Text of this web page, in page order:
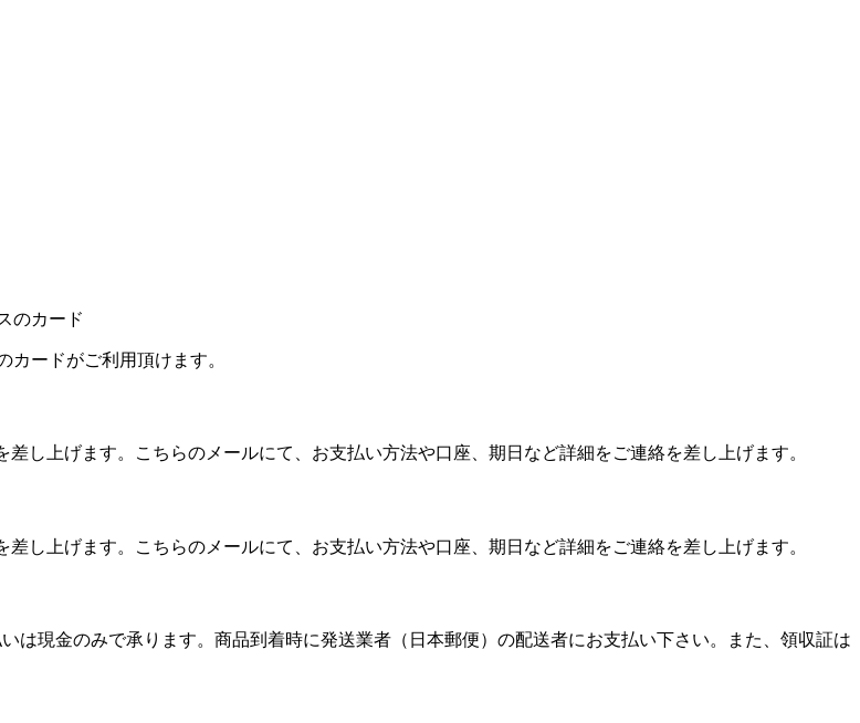
ードがご利用頂けます。
し上げます。こちらのメールにて、お支払い方法や口座、期日など詳細をご連絡を差し上げます。
し上げます。こちらのメールにて、お支払い方法や口座、期日など詳細をご連絡を差し上げます。
は現金のみで承ります。商品到着時に発送業者（日本郵便）の配送者にお支払い下さい。また、領収証は